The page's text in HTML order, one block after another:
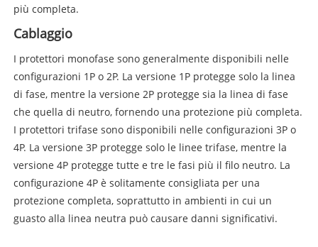
più completa.
Cablaggio
I protettori monofase sono generalmente disponibili nelle
configurazioni 1P o 2P. La versione 1P protegge solo la linea
di fase, mentre la versione 2P protegge sia la linea di fase
che quella di neutro, fornendo una protezione più completa.
I protettori trifase sono disponibili nelle configurazioni 3P o
4P. La versione 3P protegge solo le linee trifase, mentre la
versione 4P protegge tutte e tre le fasi più il filo neutro. La
configurazione 4P è solitamente consigliata per una
protezione completa, soprattutto in ambienti in cui un
guasto alla linea neutra può causare danni significativi.